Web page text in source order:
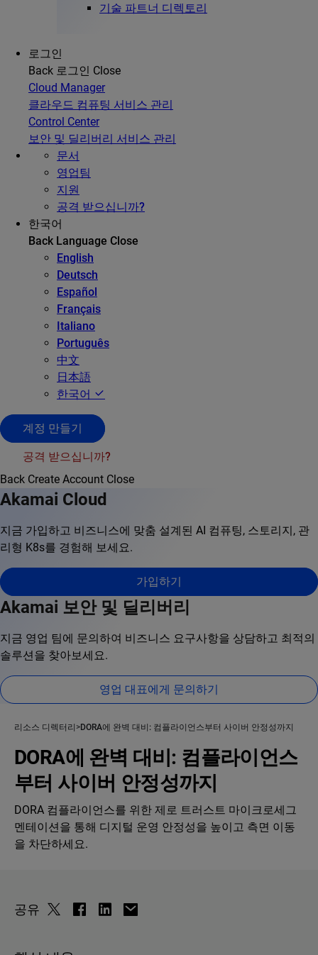
기술 파트너 디렉토리
로그인
Back 로그인 Close
Cloud Manager
클라우드 컴퓨팅 서비스 관리
Control Center
보안 및 딜리버리 서비스 관리
문서
영업팀
지원
공격 받으십니까?
한국어
Back Language Close
English
Deutsch
Español
Français
Italiano
Português
中文
日本語
한국어
계정 만들기
공격 받으십니까?
Back Create Account Close
Akamai Cloud
지금 가입하고 비즈니스에 맞춤 설계된 AI 컴퓨팅, 스토리지, 관
리형 K8s를 경험해 보세요.
가입하기
Akamai 보안 및 딜리버리
지금 영업 팀에 문의하여 비즈니스 요구사항을 상담하고 최적의
솔루션을 찾아보세요.
영업 대표에게 문의하기
리소스 디렉터리 DORA에 완벽 대비: 컴플라이언스부터 사이버 안정성까지
DORA에 완벽 대비: 컴플라이언스
부터 사이버 안정성까지
DORA 컴플라이언스를 위한 제로 트러스트 마이크로세그
멘테이션을 통해 디지털 운영 안정성을 높이고 측면 이동
을 차단하세요.
공유